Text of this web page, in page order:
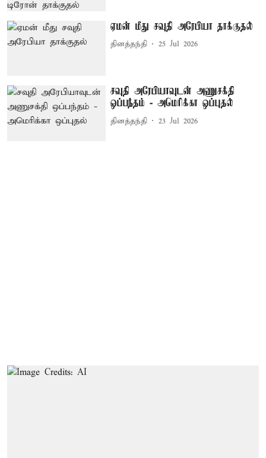
ஏமன் மீது சவுதி அரேபியா தாக்குதல்
தினத்தந்தி 25 Jul 2026
சவுதி அரேபியாவுடன் அணுசக்தி
ஒப்பந்தம் - அமெரிக்கா ஒப்புதல்
தினத்தந்தி 23 Jul 2026